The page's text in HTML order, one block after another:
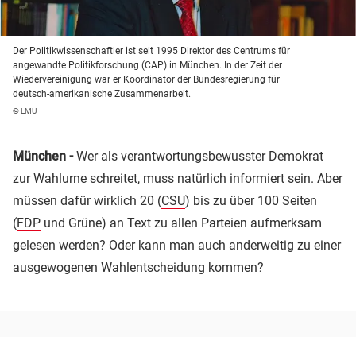
Der Politikwissenschaftler ist seit 1995 Direktor des Centrums für
angewandte Politikforschung (CAP) in München. In der Zeit der
Wiedervereinigung war er Koordinator der Bundesregierung für
deutsch-amerikanische Zusammenarbeit.
© LMU
München -Wer als verantwortungsbewusster Demokrat
zur Wahlurne schreitet, muss natürlich informiert sein. Aber
müssen dafür wirklich 20 (CSU) bis zu über 100 Seiten
(FDP und Grüne) an Text zu allen Parteien aufmerksam
gelesen werden? Oder kann man auch anderweitig zu einer
ausgewogenen Wahlentscheidung kommen?